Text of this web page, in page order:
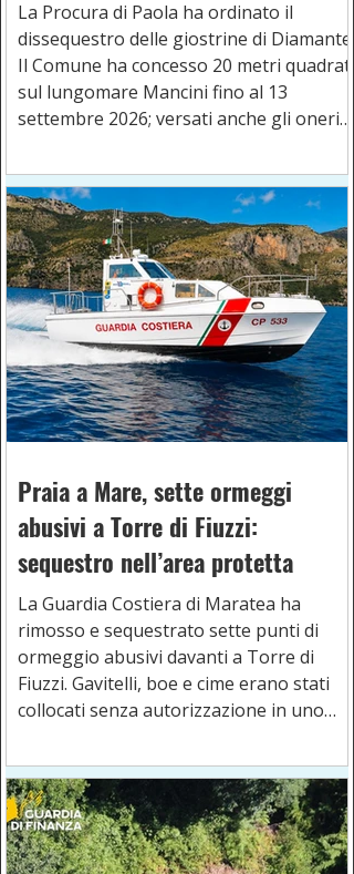
La Procura di Paola ha ordinato il
dissequestro delle giostrine di Diamante.
Il Comune ha concesso 20 metri quadrati
sul lungomare Mancini fino al 13
settembre 2026; versati anche gli oneri
Praia a Mare, sette ormeggi
abusivi a Torre di Fiuzzi:
sequestro nell’area protetta
La Guardia Costiera di Maratea ha
rimosso e sequestrato sette punti di
ormeggio abusivi davanti a Torre di
Fiuzzi. Gavitelli, boe e cime erano stati
collocati senza autorizzazione in uno